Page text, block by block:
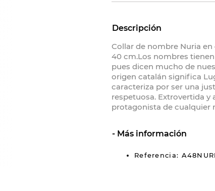
Descripción
Collar de nombre Nuria en
40 cm.Los nombres
pues dicen mucho de
origen catalán significa
caracteriza por ser una
respetuosa. Extrovertida y
protagonista de cualquier
Más información
Referencia: